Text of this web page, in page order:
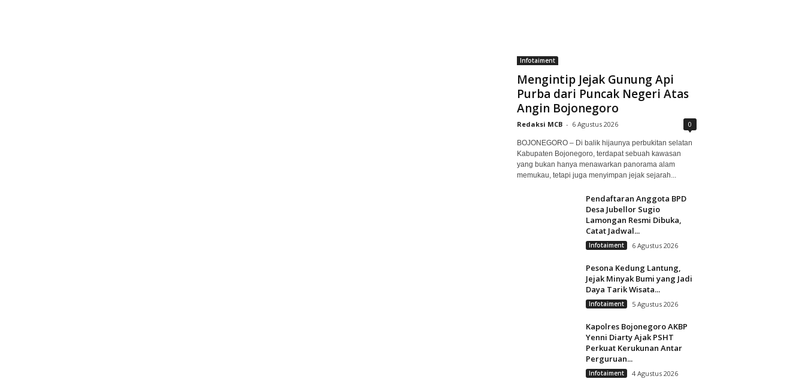
Infotaiment
Mengintip Jejak Gunung Api
Purba dari Puncak Negeri Atas
Angin Bojonegoro
Redaksi MCB - 6 Agustus 2026 0
BOJONEGORO – Di balik hijaunya perbukitan selatan
Kabupaten Bojonegoro, terdapat sebuah kawasan
yang bukan hanya menawarkan panorama alam
memukau, tetapi juga menyimpan jejak sejarah...
Pendaftaran Anggota BPD
Desa Jubellor Sugio
Lamongan Resmi Dibuka,
Catat Jadwal...
Infotaiment 6 Agustus 2026
Pesona Kedung Lantung,
Jejak Minyak Bumi yang Jadi
Daya Tarik Wisata...
Infotaiment 5 Agustus 2026
Kapolres Bojonegoro AKBP
Yenni Diarty Ajak PSHT
Perkuat Kerukunan Antar
Perguruan...
Infotaiment 4 Agustus 2026